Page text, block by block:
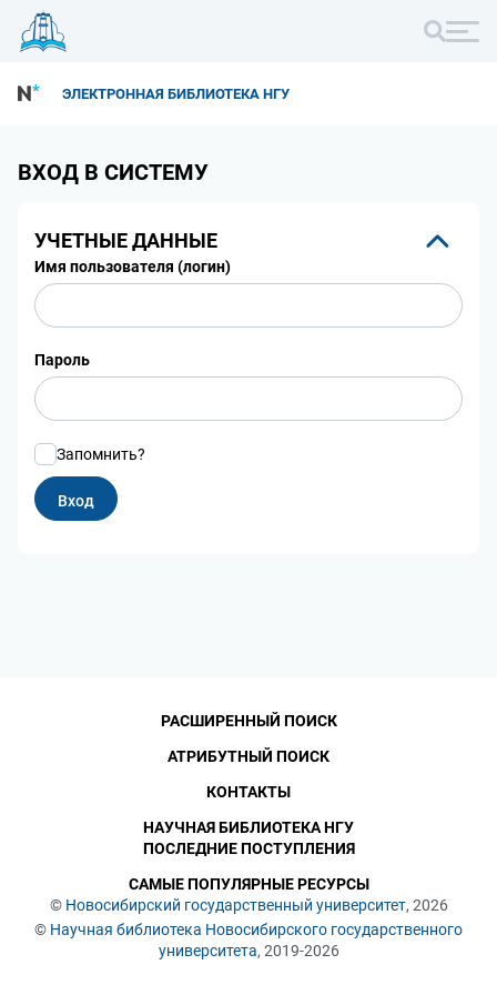
ЭЛЕКТРОННАЯ БИБЛИОТЕКА НГУ
ВХОД В СИСТЕМУ
УЧЕТНЫЕ ДАННЫЕ
Имя пользователя (логин)
Пароль
Запомнить?
© Новосибирский государственный университет, 2026
© Научная библиотека Новосибирского государственного
университета, 2019-2026
РАСШИРЕННЫЙ ПОИСК
АТРИБУТНЫЙ ПОИСК
КОНТАКТЫ
НАУЧНАЯ БИБЛИОТЕКА НГУ
ПОСЛЕДНИЕ ПОСТУПЛЕНИЯ
САМЫЕ ПОПУЛЯРНЫЕ РЕСУРСЫ